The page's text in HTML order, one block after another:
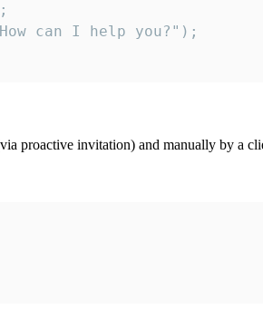
can I help you?");
proactive invitation) and manually by a